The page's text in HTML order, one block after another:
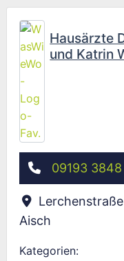
Hausärzte
und Katrin
09193 3848
Lerchenstraße
Aisch
Kategorien: